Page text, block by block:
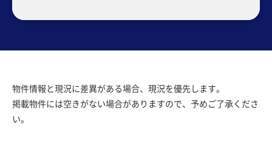
物件情報と現況に差異がある場合、現況を優先します。
掲載物件には空きがない場合がありますので、予めご了承くださ
い。